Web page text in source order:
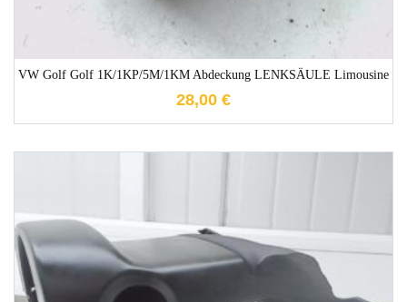
VW Golf Golf 1K/1KP/5M/1KM Abdeckung LENKSÄULE Limousine
28,00 €